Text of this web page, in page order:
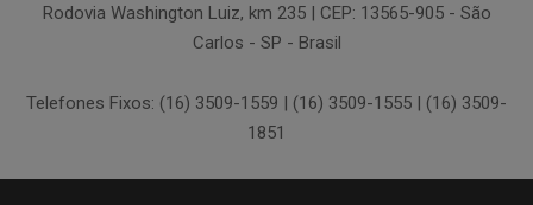
Rodovia Washington Luiz, km 235 | CEP: 13565-905 - São
Carlos - SP - Brasil
Telefones Fixos: (16) 3509-1559 | (16) 3509-1555 | (16) 3509-
1851